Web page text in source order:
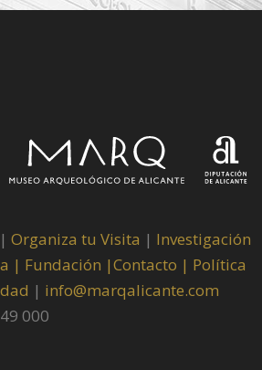
| Organiza tu Visita | Investigación
| Fundación |Contacto | Política
| info@marqalicante.com
000